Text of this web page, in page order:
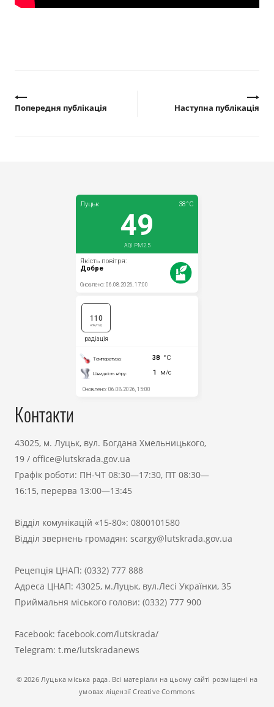
Попередня публікація Наступна публікація
Контакти
43025, м. Луцьк, вул. Богдана Хмельницького,
19 / office@lutskrada.gov.ua
Графік роботи: ПН-ЧТ 08:30—17:30, ПТ 08:30—
16:15, перерва 13:00—13:45
Відділ комунікацій «15-80»: 0800101580
Відділ звернень громадян: scargy@lutskrada.gov.ua
Рецепція ЦНАП: (0332) 777 888
Адреса ЦНАП: 43025, м.Луцьк, вул.Лесі Українки, 35
Приймальня міського голови: (0332) 777 900
Facebook: facebook.com/lutskrada/
Telegram: t.me/lutskradanews
© 2026 Луцька міська рада. Всі матеріали на цьому сайті розміщені на
умовах ліцензії Creative Commons